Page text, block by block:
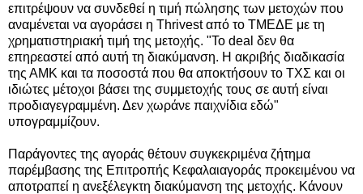
επιτρέψουν να συνδεθεί η τιμή πώλησης των μετοχών που
αναμένεται να αγοράσει η Thrivest από το ΤΜΕΔΕ με τη
χρηματιστηριακή τιμή της μετοχής. "Το deal δεν θα
επηρεαστεί από αυτή τη διακύμανση. Η ακριβής διαδικασία
της ΑΜΚ και τα ποσοστά που θα αποκτήσουν το ΤΧΣ και οι
ιδιώτες μέτοχοι βάσει της συμμετοχής τους σε αυτή είναι
προδιαγεγραμμένη. Δεν χωράνε παιχνίδια εδώ"
υπογραμμίζουν.
Παράγοντες της αγοράς θέτουν συγκεκριμένα ζήτημα
παρέμβασης της Επιτροπής Κεφαλαιαγοράς προκειμένου να
αποτραπεί η ανεξέλεγκτη διακύμανση της μετοχής. Κάνουν